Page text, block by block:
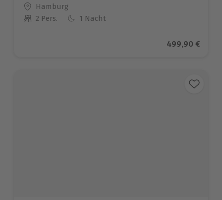
Standort
Hamburg
Anzahl der Teilnehmer
2 Pers. 1 Nacht
Aktueller
499,90 €